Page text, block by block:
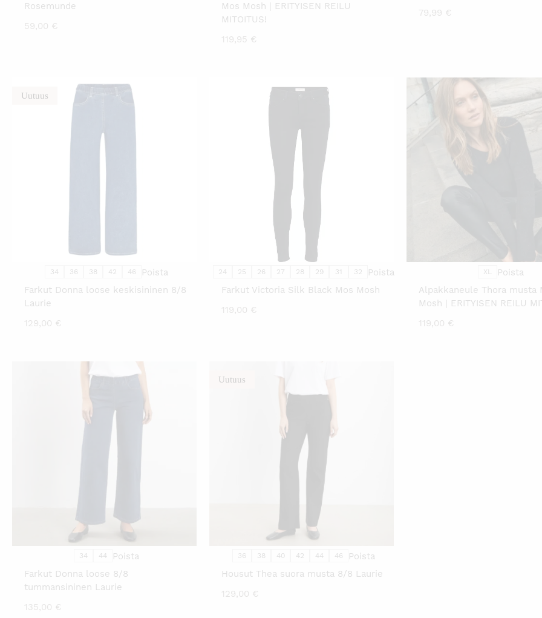
Rosemunde
59,00 €
Mos Mosh | ERITYISEN REILU
MITOITUS!
119,95 €
79,99 €
Uutuus
VALINNAT
SIVULLA.
34 36 38 42 46
Poista
Farkut Donna loose keskisininen 8/8
Laurie
129,00 €
SIVULLA.
24 25 26 27 28 29 31 32
Poista
Farkut Victoria Silk Black Mos Mosh
119,00 €
XL
Poista
Alpakkaneule Thora musta
Mosh | ERITYISEN REILU
119,00 €
VOIT
TUOTTEEN
SIVULLA.
34 44
Poista
Farkut Donna loose 8/8
tummansininen Laurie
135,00 €
Uutuus
TUOTTEELLA
ON
USEAMPI
SIVULLA.
36 38 40 42 44 46
Poista
Housut Thea suora musta 8/8 Laurie
129,00 €